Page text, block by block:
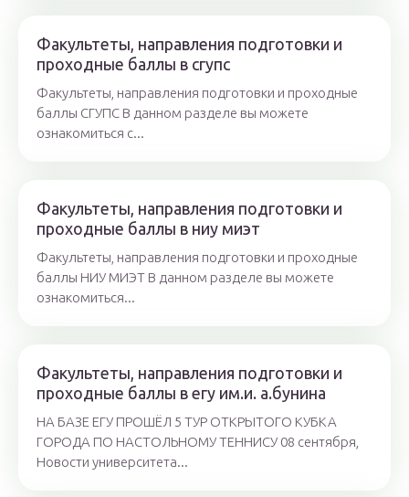
Факультеты, направления подготовки и
проходные баллы в сгупс
Факультеты, направления подготовки и проходные
баллы СГУПС В данном разделе вы можете
ознакомиться с...
Факультеты, направления подготовки и
проходные баллы в ниу миэт
Факультеты, направления подготовки и проходные
баллы НИУ МИЭТ В данном разделе вы можете
ознакомиться...
Факультеты, направления подготовки и
проходные баллы в егу им.и. а.бунина
НА БАЗЕ ЕГУ ПРОШЁЛ 5 ТУР ОТКРЫТОГО КУБКА
ГОРОДА ПО НАСТОЛЬНОМУ ТЕННИСУ 08 сентября,
Новости университета...